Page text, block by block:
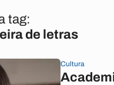
tag:
de letras
Cultura